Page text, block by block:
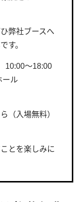
弊社ブースへ
す。
10:00～18:00
ール
（入場無料）
とを楽しみに